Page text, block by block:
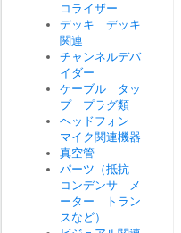
コライザー
デッキ デッキ
関連
チャンネルデバ
イダー
ケーブル タッ
プ プラグ類
ヘッドフォン
マイク関連機器
真空管
パーツ（抵抗
コンデンサ メ
ーター トラン
スなど）